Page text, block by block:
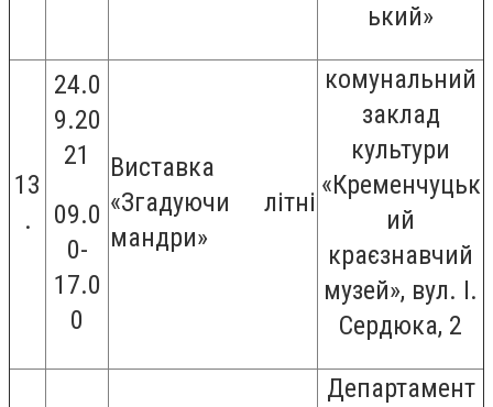
ький»
13
.
24.0
9.20
21
09.0
0-
17.0
0
Виставка
«Згадуючи літні
мандри»
комунальний
заклад
культури
«Кременчуцьк
ий
краєзнавчий
музей», вул. І.
Сердюка, 2
Департамент